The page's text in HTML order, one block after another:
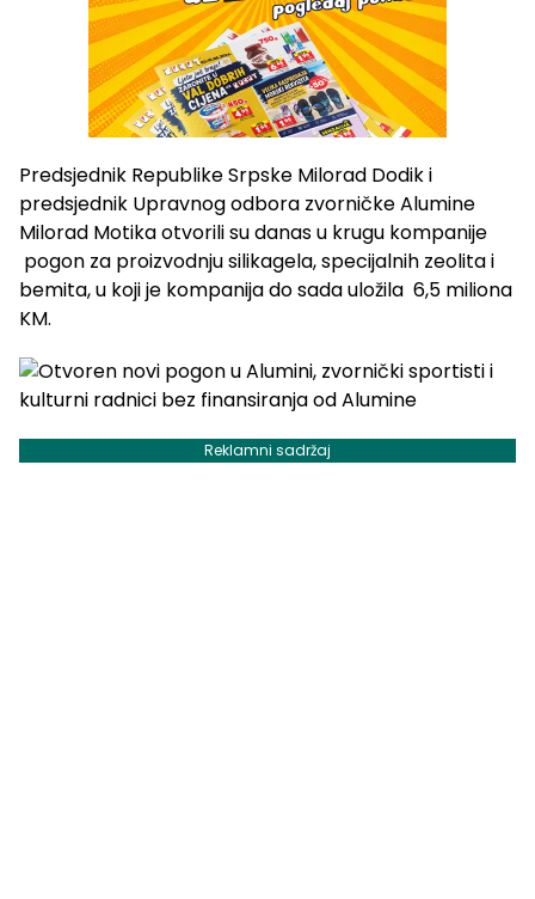
Predsjednik Republike Srpske Milorad Dodik i
predsjednik Upravnog odbora zvorničke Alumine
Milorad Motika otvorili su danas u krugu kompanije
pogon za proizvodnju silikagela, specijalnih zeolita i
bemita, u koji je kompanija do sada uložila 6,5 miliona
KM.
Reklamni sadržaj